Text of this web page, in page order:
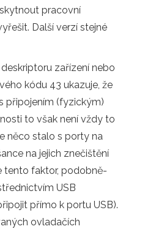
pracovní
Další verzí stejné
zařízení nebo
kódu 43 ukazuje, že
připojením (fyzickým)
to však není vždy to
něco stalo s porty na
na jejich znečištění
tento faktor, podobně-
USB
přímo k portu USB).
ovladačích